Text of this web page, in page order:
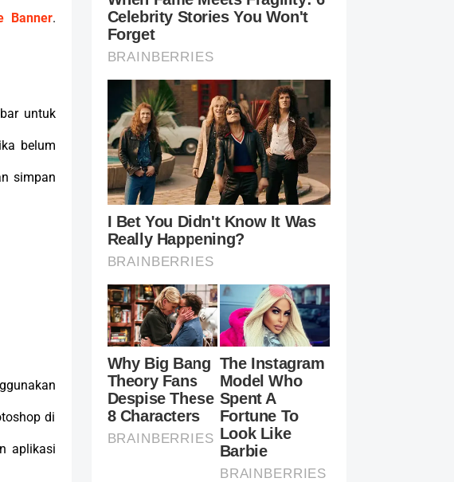
Banner.
untuk
belum
simpan
di
aplikasi